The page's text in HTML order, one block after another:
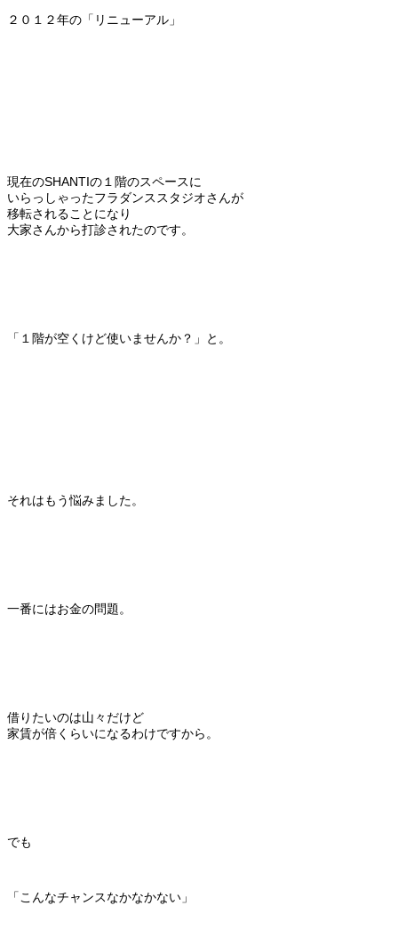
２０１２年の「リニューアル」
現在のSHANTIの１階のスペースに
いらっしゃったフラダンススタジオさんが
移転されることになり
大家さんから打診されたのです。
「１階が空くけど使いませんか？」と。
それはもう悩みました。
一番にはお金の問題。
借りたいのは山々だけど
家賃が倍くらいになるわけですから。
でも
「こんなチャンスなかなかない」